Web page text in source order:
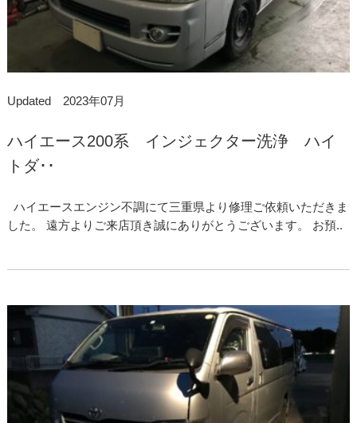
Updated 2023年07月
ハイエース200系 インジェクター洗浄 ハイ
トダ･･
ハイエースエンジン不調にて三重県より修理ご依頼いただきま
した。 遠方よりご来店頂き誠にありがとうございます。 お預..